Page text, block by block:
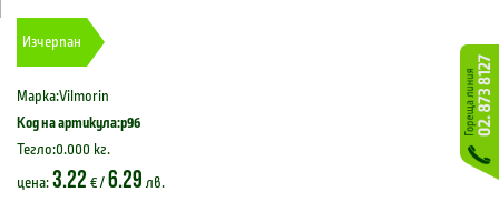
Изчерпан
Марка:Vilmorin
Код на артикула:p96
Тегло:0.000 кг.
цена: 3.22 € / 6.29 лв.